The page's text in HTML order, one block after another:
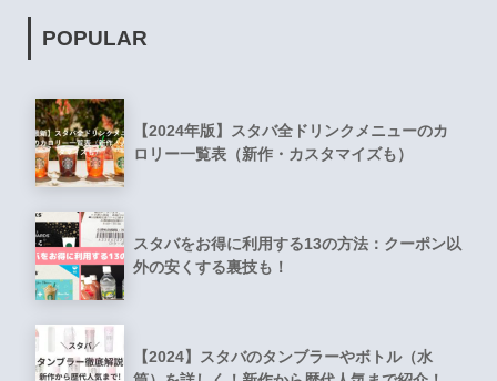
POPULAR
【2024年版】スタバ全ドリンクメニューのカ
ロリー一覧表（新作・カスタマイズも）
スタバをお得に利用する13の方法：クーポン以
外の安くする裏技も！
【2024】スタバのタンブラーやボトル（水